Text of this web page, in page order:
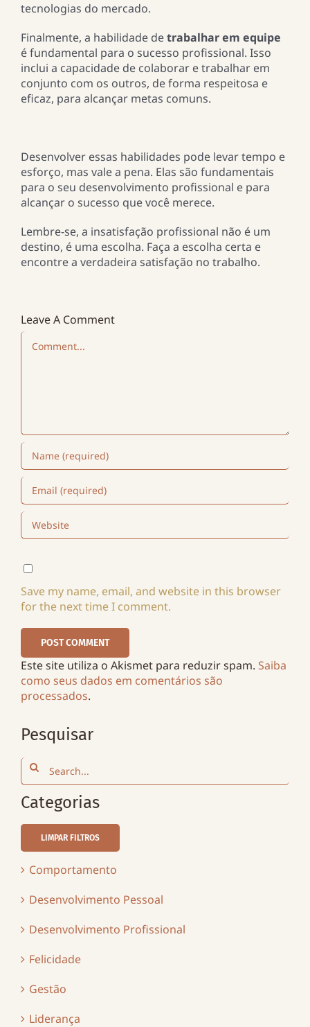
tecnologias do mercado.
Finalmente, a habilidade detrabalhar em equipe
é fundamental para o sucesso profissional. Isso
inclui a capacidade de colaborar e trabalhar em
conjunto com os outros, de forma respeitosa e
eficaz, para alcançar metas comuns.
Desenvolver essas habilidades pode levar tempo e
esforço, mas vale a pena. Elas são fundamentais
para o seu desenvolvimento profissional e para
alcançar o sucesso que você merece.
Lembre-se, a insatisfação profissional não é um
destino, é uma escolha. Faça a escolha certa e
encontre a verdadeira satisfação no trabalho.
Leave A Comment
Comment
Save my name, email, and website in this browser
for the next time I comment.
Este site utiliza o Akismet para reduzir spam. Saiba
como seus dados em comentários são
processados.
Pesquisar
Search
for:
Categorias
LIMPAR FILTROS
Comportamento
Desenvolvimento Pessoal
Desenvolvimento Profissional
Felicidade
Gestão
Liderança